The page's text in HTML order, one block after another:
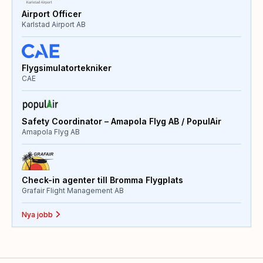
Airport Officer
Karlstad Airport AB
Flygsimulatortekniker
CAE
Safety Coordinator – Amapola Flyg AB / PopulAir
Amapola Flyg AB
Check-in agenter till Bromma Flygplats
Grafair Flight Management AB
Nya jobb